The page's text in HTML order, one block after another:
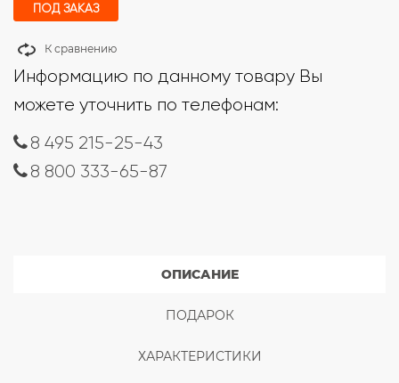
ПОД ЗАКАЗ
К сравнению
Информацию по данному товару Вы
можете уточнить по телефонам:
8 495 215-25-43
8 800 333-65-87
ОПИСАНИЕ
ПОДАРОК
ХАРАКТЕРИСТИКИ